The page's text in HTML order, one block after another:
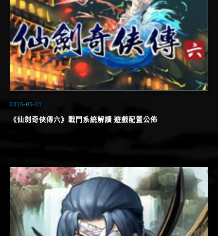
2015-05-21
《仙劍奇俠傳六》戰鬥系統解讀 遊戲配置公佈